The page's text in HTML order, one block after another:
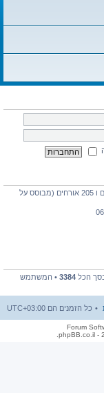
משתמשים מחוברים :: 1 רשומים, 0 מוסתרים ו 205 אורחים (מבוסס על
הכל 3384 • המשתמש
כל הזמנים הם UTC+03:00